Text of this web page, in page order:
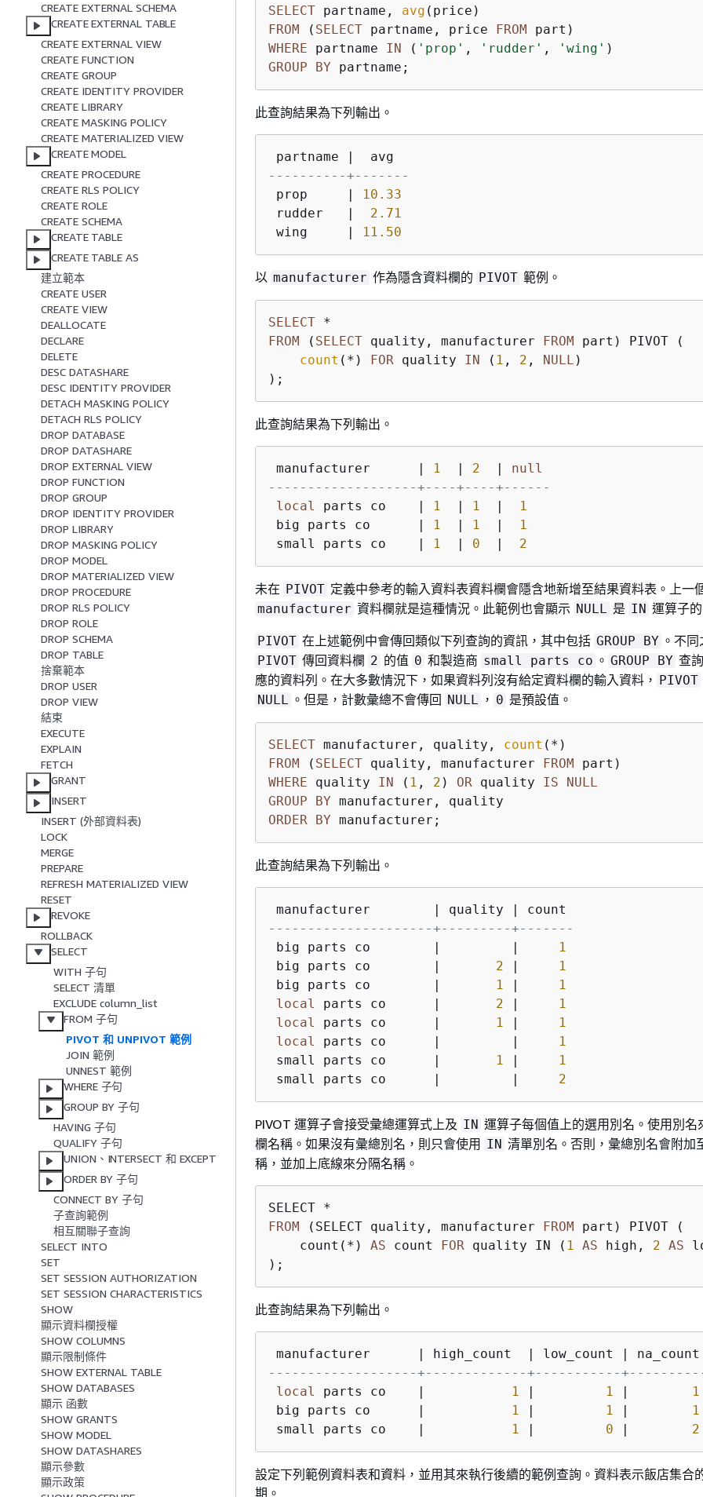
CREATE EXTERNAL SCHEMA
CREATE EXTERNAL TABLE
CREATE EXTERNAL VIEW
CREATE FUNCTION
CREATE GROUP
CREATE IDENTITY PROVIDER
CREATE LIBRARY
CREATE MASKING POLICY
CREATE MATERIALIZED VIEW
CREATE MODEL
CREATE PROCEDURE
CREATE RLS POLICY
CREATE ROLE
CREATE SCHEMA
CREATE TABLE
CREATE TABLE AS
建立範本
CREATE USER
CREATE VIEW
DEALLOCATE
DECLARE
DELETE
DESC DATASHARE
DESC IDENTITY PROVIDER
DETACH MASKING POLICY
DETACH RLS POLICY
DROP DATABASE
DROP DATASHARE
DROP EXTERNAL VIEW
DROP FUNCTION
DROP GROUP
DROP IDENTITY PROVIDER
DROP LIBRARY
DROP MASKING POLICY
DROP MODEL
DROP MATERIALIZED VIEW
DROP PROCEDURE
DROP RLS POLICY
DROP ROLE
DROP SCHEMA
DROP TABLE
捨棄範本
DROP USER
DROP VIEW
結束
EXECUTE
EXPLAIN
FETCH
GRANT
INSERT
INSERT (外部資料表)
LOCK
MERGE
PREPARE
REFRESH MATERIALIZED VIEW
RESET
REVOKE
ROLLBACK
SELECT
WITH 子句
SELECT 清單
EXCLUDE column_list
FROM 子句
PIVOT 和 UNPIVOT 範例
JOIN 範例
UNNEST 範例
WHERE 子句
GROUP BY 子句
HAVING 子句
QUALIFY 子句
UNION、INTERSECT 和 EXCEPT
ORDER BY 子句
CONNECT BY 子句
子查詢範例
相互關聯子查詢
SELECT INTO
SET
SET SESSION AUTHORIZATION
SET SESSION CHARACTERISTICS
SHOW
顯示資料欄授權
SHOW COLUMNS
顯示限制條件
SHOW EXTERNAL TABLE
SHOW DATABASES
顯示 函數
SHOW GRANTS
SHOW MODEL
SHOW DATASHARES
顯示參數
顯示政策
SELECT partname, avg
FROM ( SELECT partname, price FROM
WHERE partname IN ( 'prop' , 'rudder' , 'wing'
GROUP
BY partname;
此查詢結果為下列輸出。
----------+-------
prop     |
10.33
rudder   | 2.71
wing     |
11.50
以 manufacturer 作為隱含資料欄的 PIVOT 範例。
SELECT *
FROM ( SELECT quality, manufacturer FROM part) PIVOT (
count ( * ) FOR quality IN ( 1 , 2 , NULL )
);
此查詢結果為下列輸出。
manufacturer | 1 | 2 |
null
-------------------+----+----+------
local
parts co | 1 | 1 |
1
big parts co
| 1 | 1 |
1
small parts co
| 1 | 0 | 2
未在 PIVOT 定義中參考的輸入資料表資料欄會隱含地新增至結果資料表。上一
manufacturer 資料欄就是這種情況。此範例也會顯示 NULL 是 IN 運算子
PIVOT 在上述範例中會傳回類似下列查詢的資訊，其中包括 GROUP BY 。不
PIVOT 傳回資料欄 2 的值 0 和製造商 small parts co 。 GROUP BY 查
應的資料列。在大多數情況下，如果資料列沒有給定資料欄的輸入資料， PIVOT
NULL 。但是，計數彙總不會傳回 NULL ， 0 是預設值。
SELECT manufacturer, quality, count ( *
FROM ( SELECT quality, manufacturer FROM
WHERE quality IN ( 1 , 2 ) OR quality IS
NULL
GROUP
BY
ORDER
BY manufacturer;
此查詢結果為下列輸出。
manufacturer | quality |
---------------------+---------+-------
big parts co
| |
1
big parts co
| 2 |
1
big parts co
| 1 |
1
local
parts co | 2 |
1
local
parts co | 1 |
1
local
parts co | |
1
small parts co
| 1 |
1
small parts co
| | 2
PIVOT 運算子會接受彙總運算式上及 IN 運算子每個值上的選用別名。使用別名
欄名稱。如果沒有彙總別名，則只會使用 IN 清單別名。否則，彙總別名會附加
稱，並加上底線來分隔名稱。
FROM (SELECT quality, manufacturer FROM part) PIVOT (
    count(*)
AS count FOR quality IN ( 1 AS high, 2 AS
);
此查詢結果為下列輸出。
manufacturer | high_count | low_count |
-------------------+-------------+-----------
local
parts co | 1 | 1 |
1
big parts co
| 1 | 1 |
1
small parts co
| 1 | 0 | 2
設定下列範例資料表和資料，並用其來執行後續的範例查詢。資料表示飯店集合
期。